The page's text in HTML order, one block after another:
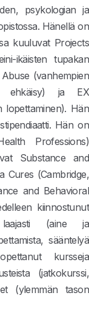
psykologian ja
Hänellä on
kuuluvat Projects
ikäisten tupakan
(vanhempien
ehkäisy) ja EX
lopettaminen). Hän
Hän on
Professions)
Substance and
Cures (Cambridge,
and Behavioral
kiinnostunut
laajasti (aine ja
sääntelyä
kursseja
(jatkokurssi,
(ylemmän tason